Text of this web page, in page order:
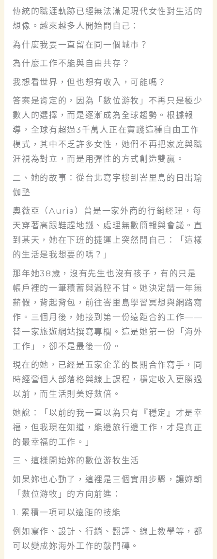
傳統的職涯軌跡已經無法滿足現代女性對生活的
想像。越來越多人開始問自己：
為什麼我要一直留在同一個城市？
為什麼工作不能與自由共存？
我想看世界，但也想有收入，可能嗎？
答案是肯定的，因為「數位游牧」不再只是極少
數人的選擇，而是逐漸成為全球趨勢。根據報
導，全球有超過3千萬人正在實踐這種自由工作
模式，其中不乏許多女性，她們不再把家庭與職
涯視為對立，而是用彈性的方式創造雙贏。
二、她的故事：從台北寫字樓到峇里島的日出瑜
伽墊
奧薇亞（Auria）曾是一家外商的行銷經理，每
天穿著高跟鞋趕地鐵、處理無數簡報與會議。直
到某天，她在下班的捷運上突然問自己：「這樣
的生活是我想要的嗎？」
那年她38歲，沒有先生也沒有孩子，有的只是
帳戶裡的一筆積蓄與滿腔不甘。她決定請一年無
薪假，背起背包，前往峇里島學習冥想與網路寫
作。三個月後，她接到第一份遠距合約工作——
替一家旅遊網站撰寫專欄。這是她第一份「海外
工作」，卻不是最後一份。
現在的她，已經是五家企業的長期合作寫手，同
時經營個人部落格與線上課程，穩定收入更勝過
以前，而生活則美好數倍。
她說：「以前的我一直以為只有『穩定』才是幸
福，但我現在知道，能邊旅行邊工作，才是真正
的最幸福的工作。」
三、這樣開始妳的數位游牧生活
如果妳也心動了，這裡是三個實用步驟，讓妳朝
「數位游牧」的方向前進：
1. 累積一項可以遠距的技能
例如寫作、設計、行銷、翻譯、線上教學等，都
可以變成妳海外工作的敲門磚。